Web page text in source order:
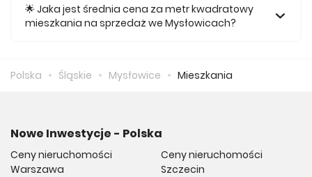
naszej ofercie ma 105,72, a najmniejsze 103,91.
🌟 Jaka jest średnia cena za metr kwadratowy
mieszkania na sprzedaż we Mysłowicach?
Polska Śląskie Mysłowice Mieszkania
Nowe Inwestycje - Polska
Ceny nieruchomości
Warszawa
Ceny nieruchomości
Szczecin